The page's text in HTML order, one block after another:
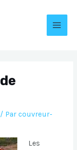
Par couvreur-
Les